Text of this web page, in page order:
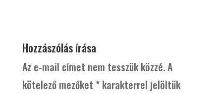
Hozzászólás írása
Az e-mail címet nem tesszük közzé.A
kötelező mezőket *karakterrel jelöltük